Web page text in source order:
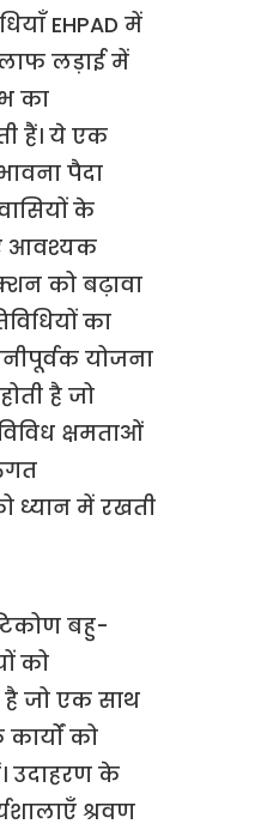
EHPAD में
लड़ाई में
का
हैं। ये एक
पैदा
के
आवश्यक
को बढ़ावा
का
योजना
है जो
क्षमताओं
ध्यान में रखती
बहु-
को
है जो एक साथ
को
उदाहरण के
श्रवण